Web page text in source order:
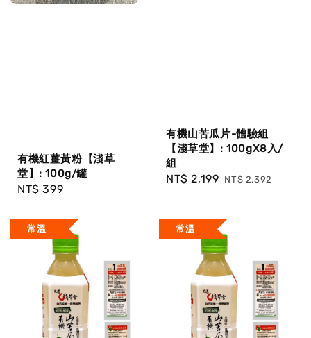
有機紅薑黃粉【淺草
堂】: 100g/罐
Regular
NT$ 399
有機山苦瓜片-體驗組
【淺草堂】: 100gX8入/
組
Sale
NT$ 2,199 Regular
NT$ 2,392
常溫 常溫